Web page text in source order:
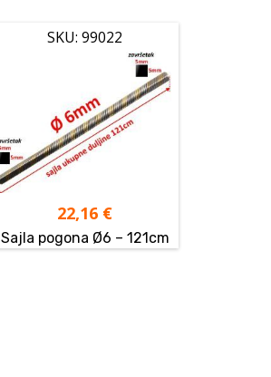
SKU: 99022
22,16 €
Sajla pogona Ø6 – 121cm